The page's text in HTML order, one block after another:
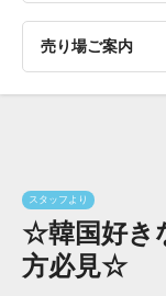
売り場ご案内
スタッフより
☆韓国好き
方必見☆